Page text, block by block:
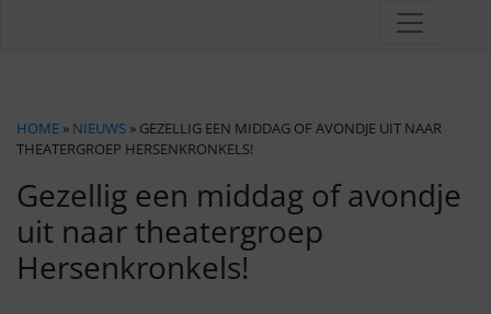
HOME » NIEUWS » GEZELLIG EEN MIDDAG OF AVONDJE UIT NAAR
THEATERGROEP HERSENKRONKELS!
Gezellig een middag of avondje
uit naar theatergroep
Hersenkronkels!